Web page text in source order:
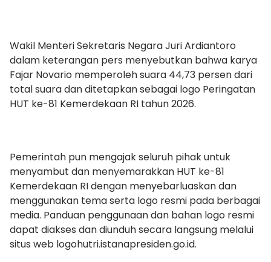
Wakil Menteri Sekretaris Negara Juri Ardiantoro
dalam keterangan pers menyebutkan bahwa karya
Fajar Novario memperoleh suara 44,73 persen dari
total suara dan ditetapkan sebagai logo Peringatan
HUT ke-81 Kemerdekaan RI tahun 2026.
Pemerintah pun mengajak seluruh pihak untuk
menyambut dan menyemarakkan HUT ke-81
Kemerdekaan RI dengan menyebarluaskan dan
menggunakan tema serta logo resmi pada berbagai
media. Panduan penggunaan dan bahan logo resmi
dapat diakses dan diunduh secara langsung melalui
situs web logohutri.istanapresiden.go.id.